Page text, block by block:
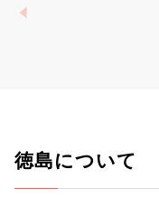
徳島について